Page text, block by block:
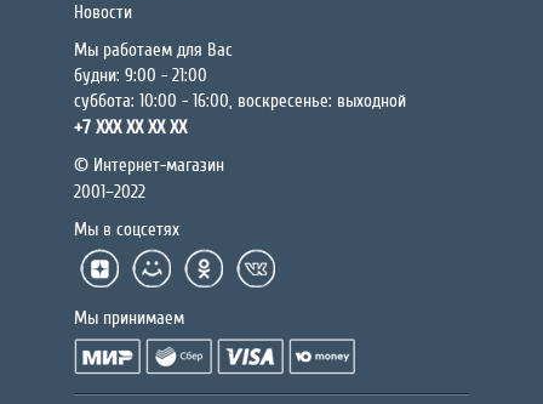
Новости
Мы работаем для Вас
будни: 9:00 - 21:00
суббота: 10:00 - 16:00, воскресенье: выходной
+7 XXX XX XX XX
© Интернет-магазин
2001–2022
Мы в соцсетях
Мы принимаем